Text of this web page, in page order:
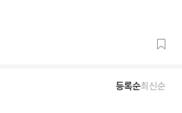
등록순최신순